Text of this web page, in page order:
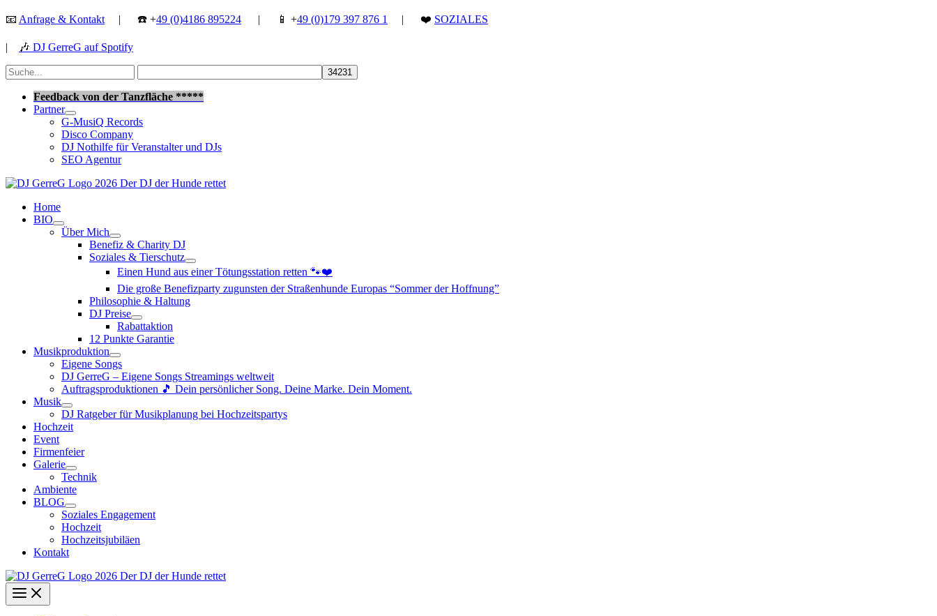
Zum
springen
📧 Anfrage & Kontakt | ☎️ +49 (0)4186 895224 | 📱 +49 (0)179 397 876 1 | ❤️ SOZIALES
| 🎶 DJ GerreG auf Spotify
Suchen
nach:
Feedback von der Tanzfläche *****
Partner
G-MusiQ Records
Disco Company
DJ Nothilfe für Veranstalter und DJs
SEO Agentur
Home
BIO
Über Mich
Benefiz & Charity DJ
Soziales & Tierschutz
Einen Hund aus einer Tötungsstation retten 🐾❤️
Die große Benefizparty zugunsten der Straßenhunde Europas “Sommer der Hoffnung”
Philosophie & Haltung
DJ Preise
Rabattaktion
12 Punkte Garantie
Musikproduktion
Eigene Songs
DJ GerreG – Eigene Songs Streamings weltweit
Auftragsproduktionen 🎵 Dein persönlicher Song. Deine Marke. Dein Moment.
Musik
DJ Ratgeber für Musikplanung bei Hochzeitspartys
Hochzeit
Event
Firmenfeier
Galerie
Technik
Ambiente
BLOG
Soziales Engagement
Hochzeit
Hochzeitsjubiläen
Kontakt